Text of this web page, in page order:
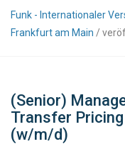
Funk - Internationaler
Frankfurt am Main /
(Senior)
Transfer
(w/m/d)